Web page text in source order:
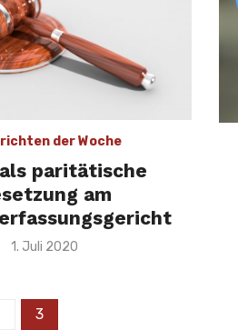
der Woche
paritätische
am
Veröffentlicht
1. Juli 2020
3